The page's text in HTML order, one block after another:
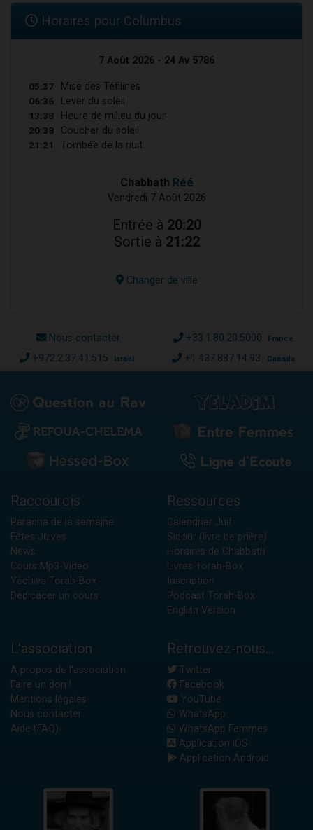
Horaires pour Columbus
7 Août 2026 - 24 Av 5786
05:37 Mise des Téfilines
06:36 Lever du soleil
13:38 Heure de milieu du jour
20:38 Coucher du soleil
21:21 Tombée de la nuit
Chabbath Réé
Vendredi 7 Août 2026
Entrée à 20:20
Sortie à 21:22
Changer de ville
Nous contacter +33.1.80.20.5000 France
+972.2.37.41.515 Israël +1.437.887.14.93 Canada
Raccourcis
Paracha de la semaine
Fêtes Juives
News
Cours Mp3-Vidéo
Yéchiva Torah-Box
Dédicacer un cours
Ressources
Calendrier Juif
Sidour (livre de prière)
Horaires de Chabbath
Livres Torah-Box
Inscription
Podcast Torah-Box
English Version
L'association
A propos de l'association
Faire un don !
Mentions légales
Nous contacter
Aide (FAQ)
Retrouvez-nous...
Twitter
Facebook
YouTube
WhatsApp
WhatsApp Femmes
Application iOS
Application Android